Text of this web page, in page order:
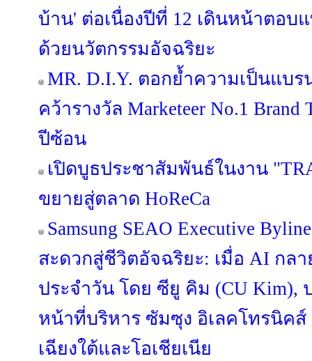
บ้าน' ต่อเนื่องปีที่ 12 เดินหน้าตอบ
ด้วยนวัตกรรมอัจฉริยะ
MR. D.I.Y. ตอกย้ำความเป็นแบ
คว้ารางวัล Marketeer No.1 Brand
ปีซ้อน
เปิดบูธประชาสัมพันธ์ในงาน
ขยายสู่ตลาด HoReCa
Samsung SEAO Executive
สะดวกสู่ชีวิตอัจฉริยะ: เมื่อ AI กล
ประจำวัน โดย ซียู คิม (CU Kim),
หน้าที่บริหาร ซัมซุง อิเลคโทรนิค
เฉียงใต้และโอเชียเนีย